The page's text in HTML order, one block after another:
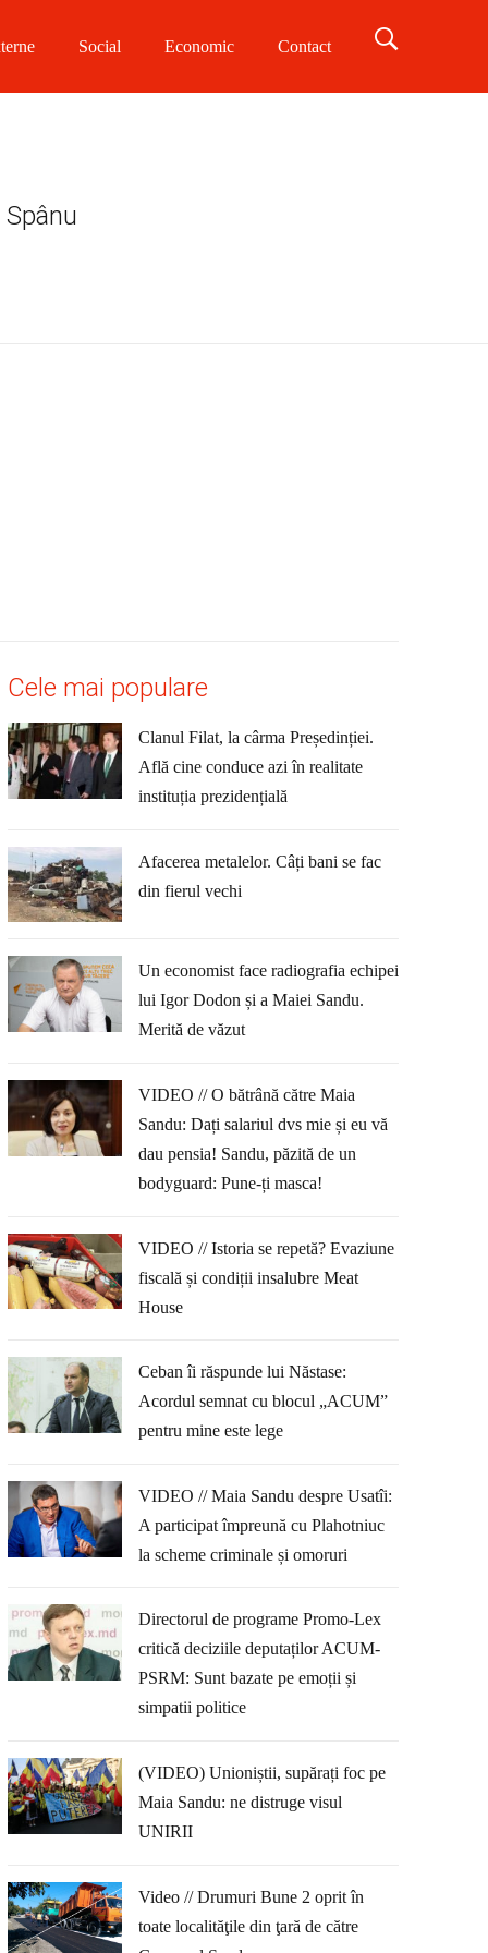
Social Economic Contact
Cele mai populare
Clanul Filat, la cârma Președinției.
Află cine conduce azi în realitate
instituția prezidențială
Afacerea metalelor. Câți bani se fac
din fierul vechi
Un economist face radiografia echipei
lui Igor Dodon și a Maiei Sandu.
Merită de văzut
VIDEO // O bătrână către Maia
Sandu: Dați salariul dvs mie și eu vă
dau pensia! Sandu, păzită de un
bodyguard: Pune-ți masca!
VIDEO // Istoria se repetă? Evaziune
fiscală și condiții insalubre Meat
House
Ceban îi răspunde lui Năstase:
Acordul semnat cu blocul „ACUM”
pentru mine este lege
VIDEO // Maia Sandu despre Usatîi:
A participat împreună cu Plahotniuc
la scheme criminale și omoruri
Directorul de programe Promo-Lex
critică deciziile deputaților ACUM-
PSRM: Sunt bazate pe emoții și
simpatii politice
(VIDEO) Unioniștii, supărați foc pe
Maia Sandu: ne distruge visul
UNIRII
Video // Drumuri Bune 2 oprit în
toate localităţile din ţară de către